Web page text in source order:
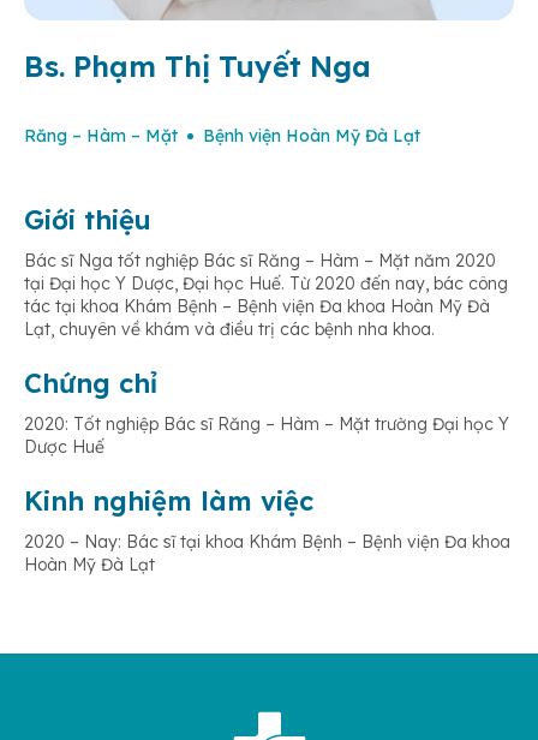
Bs. Phạm Thị Tuyết Nga
Răng – Hàm – Mặt Bệnh viện Hoàn Mỹ Đà Lạt
Giới thiệu
Bác sĩ Nga tốt nghiệp Bác sĩ Răng – Hàm – Mặt năm 2020
tại Đại học Y Dược, Đại học Huế. Từ 2020 đến nay, bác công
tác tại khoa Khám Bệnh – Bệnh viện Đa khoa Hoàn Mỹ Đà
Lạt, chuyên về khám và điều trị các bệnh nha khoa.
Chứng chỉ
2020: Tốt nghiệp Bác sĩ Răng – Hàm – Mặt trường Đại học Y
Dược Huế
Kinh nghiệm làm việc
2020 – Nay: Bác sĩ tại khoa Khám Bệnh – Bệnh viện Đa khoa
Hoàn Mỹ Đà Lạt